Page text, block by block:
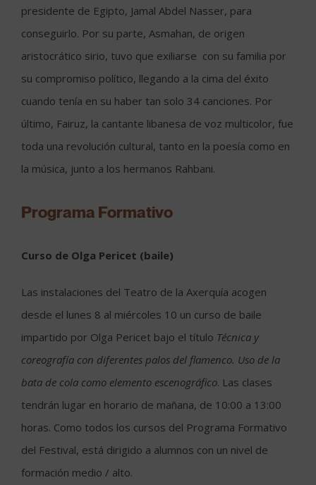
presidente de Egipto, Jamal Abdel Nasser, para
conseguirlo. Por su parte, Asmahan, de origen
aristocrático sirio, tuvo que exiliarse con su familia por
su compromiso político, llegando a la cima del éxito
cuando tenía en su haber tan solo 34 canciones. Por
último, Fairuz, la cantante libanesa de voz multicolor, fue
toda una revolución cultural, tanto en la poesía como en
la música, junto a los hermanos Rahbani.
Programa Formativo
Curso de Olga Pericet (baile)
Las instalaciones del Teatro de la Axerquía acogen
desde el lunes 8 al miércoles 10 un curso de baile
impartido por Olga Pericet bajo el título Técnica y
coreografía con diferentes palos del flamenco. Uso de la
bata de cola como elemento escenográfico. Las clases
tendrán lugar en horario de mañana, de 10:00 a 13:00
horas. Como todos los cursos del Programa Formativo
del Festival, está dirigido a alumnos con un nivel de
formación medio / alto.